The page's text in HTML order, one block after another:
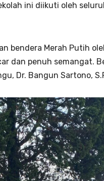
ini diikuti oleh
bendera Merah Putih
dan penuh semangat.
Dr. Bangun Sartono,